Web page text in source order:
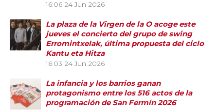
16:06 24 Jun 2026
La plaza de la Virgen de la O acoge este
jueves el concierto del grupo de swing
Erromintxelak, última propuesta del ciclo
Kantu eta Hitza
16:03 24 Jun 2026
La infancia y los barrios ganan
protagonismo entre los 516 actos de la
programación de San Fermín 2026